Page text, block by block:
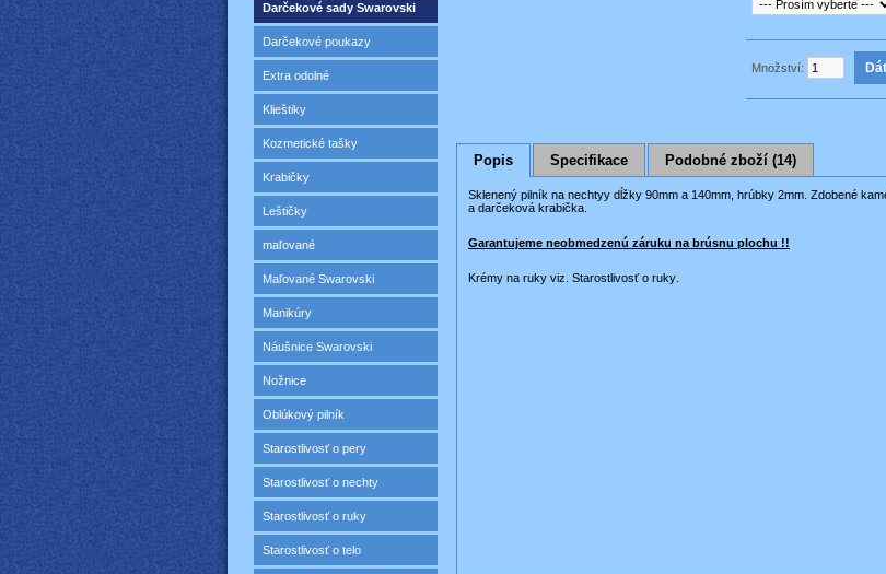
Darčekové sady Swarovski
Darčekové poukazy
Extra odolné
Klieštiky
Kozmetické tašky
Krabičky
Leštičky
maľované
Maľované Swarovski
Manikúry
Náušnice Swarovski
Nožnice
Oblúkový pilník
Starostlivosť o pery
Starostlivosť o nechty
Starostlivosť o ruky
Starostlivosť o telo
Množství:
Popis Specifikace Podobné zboží (14)
Sklenený pilník na nechtyy dĺžky 90mm a 140mm hrúbky 2mm Zdobené
a darčeková krabička.
Garantujeme neobmedzenú záruku na brúsnu plochu !!
Krémy na ruky viz. Starostlivosť o ruky